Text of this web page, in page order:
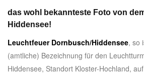
das wohl bekannteste Foto von
Hiddensee!
Leuchtfeuer Dornbusch/Hiddensee, so
(amtliche) Bezeichnung für den
Hiddensee, Standort Kloster-Hochland,